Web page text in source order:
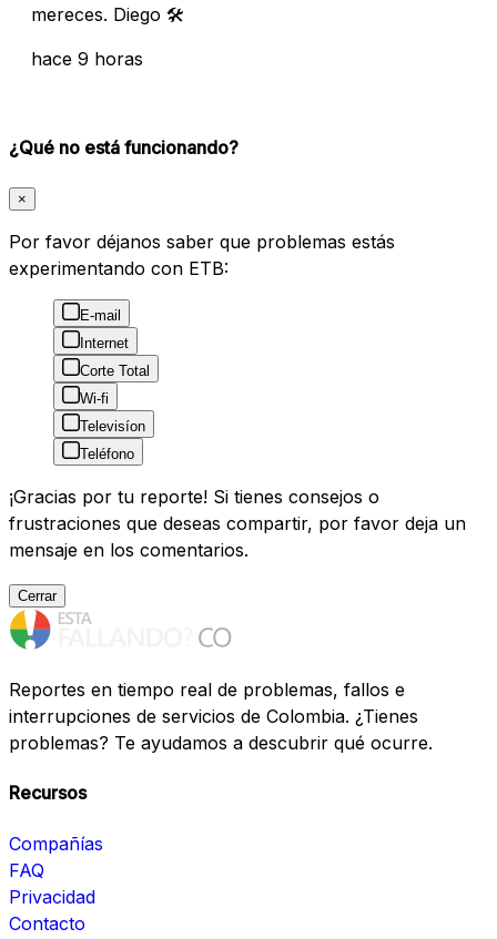
mereces. Diego 🛠️
hace 9 horas
¿Qué no está funcionando?
×
Por favor déjanos saber que problemas estás
experimentando con ETB:
E-mail
Internet
Corte Total
Wi-fi
Televisíon
Teléfono
¡Gracias por tu reporte! Si tienes consejos o
frustraciones que deseas compartir, por favor deja un
mensaje en los comentarios.
Cerrar
Reportes en tiempo real de problemas, fallos e
interrupciones de servicios de Colombia. ¿Tienes
problemas? Te ayudamos a descubrir qué ocurre.
Recursos
Compañías
FAQ
Privacidad
Contacto